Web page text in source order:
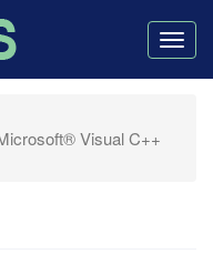
Visual C++